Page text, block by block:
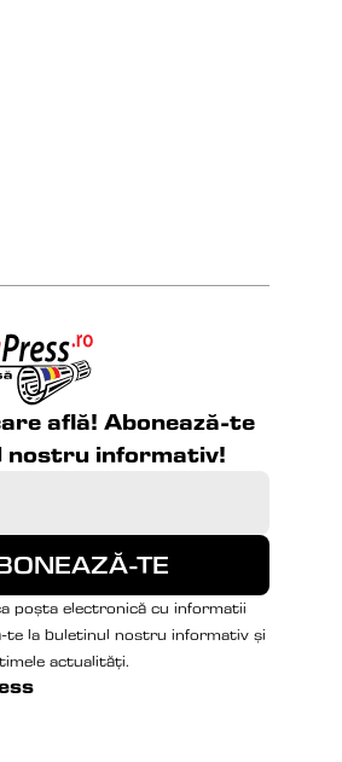
află! Abonează-te
nostru informativ!
poșta electronică cu informatii
te la buletinul nostru informativ și
actualități.